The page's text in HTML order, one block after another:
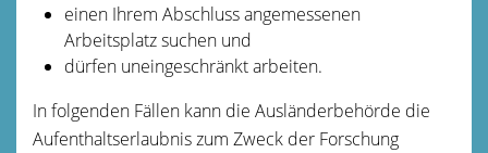
einen Ihrem Abschluss angemessenen
Arbeitsplatz suchen und
dürfen uneingeschränkt arbeiten.
In folgenden Fällen kann die Ausländerbehörde die
Aufenthaltserlaubnis zum Zweck der Forschung